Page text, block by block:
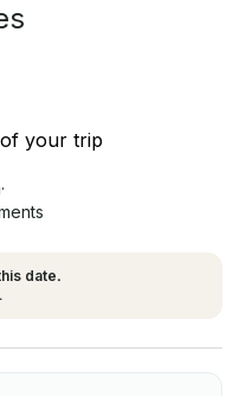
of your trip
·
date.